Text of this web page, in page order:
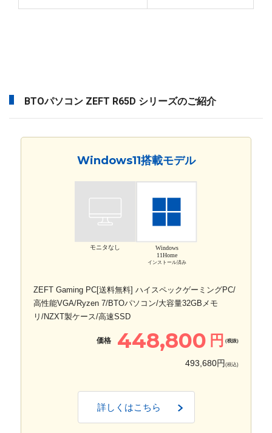
BTOパソコン ZEFT R65D シリーズのご紹介
Windows11搭載モデル
モニタなし
Windows
11Home
インストール済み
ZEFT Gaming PC[送料無料] ハイスペックゲーミングPC/
高性能VGA/Ryzen 7/BTOパソコン/大容量32GBメモ
リ/NZXT製ケース/高速SSD
価格 448,800 円 (税抜)
493,680円 (税込)
詳しくはこちら